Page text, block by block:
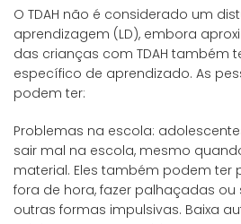
O TDAH não é considerado um
aprendizagem (LD), embora
das crianças com TDAH também
específico de aprendizado. As
podem ter:
Problemas na escola:
sair mal na escola, mesmo
material. Eles também podem ter
fora de hora, fazer palhaçadas
outras formas impulsivas. Baixa